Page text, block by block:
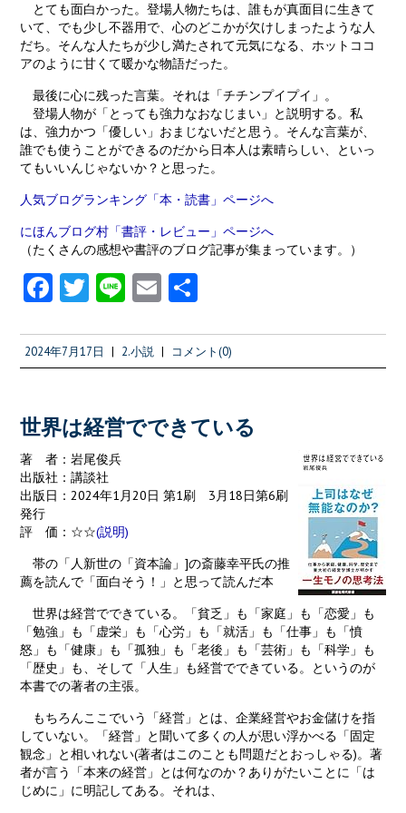
とても面白かった。登場人物たちは、誰もが真面目に生きて
いて、でも少し不器用で、心のどこかが欠けしまったような人
だち。そんな人たちが少し満たされて元気になる、ホットココ
アのように甘くて暖かな物語だった。
最後に心に残った言葉。それは「チチンプイプイ」。
登場人物が「とっても強力なおなじまい」と説明する。私
は、強力かつ「優しい」おまじないだと思う。そんな言葉が、
誰でも使うことができるのだから日本人は素晴らしい、といっ
てもいいんじゃないか？と思った。
人気ブログランキング「本・読書」ページへ
にほんブログ村「書評・レビュー」ページへ
（たくさんの感想や書評のブログ記事が集まっています。）
Fa
b
o
k
T
itt
er
Li
e
E
ai
l
2024年7月17日 | 2.小説 | コメント(0)
世界は経営でできている
著 者：岩尾俊兵
出版社：講談社
出版日：2024年1月20日 第1刷 3月18日第6刷
発行
評 価：☆☆(説明)
帯の「人新世の「資本論」]の斎藤幸平氏の推
薦を読んで「面白そう！」と思って読んだ本
世界は経営でできている。「貧乏」も「家庭」も「恋愛」も
「勉強」も「虚栄」も「心労」も「就活」も「仕事」も「憤
怒」も「健康」も「孤独」も「老後」も「芸術」も「科学」も
「歴史」も、そして「人生」も経営でできている。というのが
本書での著者の主張。
もちろんここでいう「経営」とは、企業経営やお金儲けを指
していない。「経営」と聞いて多くの人が思い浮かべる「固定
観念」と相いれない(著者はこのことも問題だとおっしゃる)。著
者が言う「本来の経営」とは何なのか？ありがたいことに「は
じめに」に明記してある。それは、